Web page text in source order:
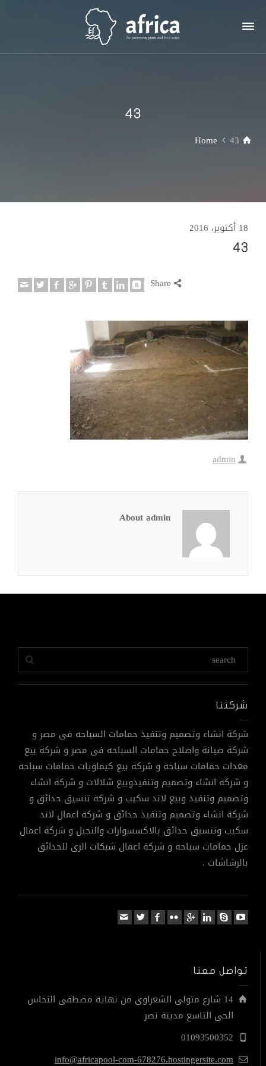
43
Home 43
18 أكتوبر، 2016
43
Share
admin
About admin
شركتنا
شركة انشاء وتصميم وتنفيذ حمامات السباحه فى مصر و
شركة صيانة واصلاح حمامات السباحه فى مصر و شركة بيع
معدات حمامات سباحه و شركة بيع كيماويات حمامات سباحه
و شركة انشاء وتصميم وتنفيذوبيع شلالات و شركة انشاء
وتصميم وتنفيذ وبيع لاند سكيب و شركة تنسيق حدائق و
شركة انشاء وتصميم وتنفيذ حدائق و شركة اعمال لاند
سكيب وتنسيق حدائق بالاكسسوارات والنجيل و شركة اعمال
عزل حمامات سباحه و شركة اعمال شبكات الرى للحدائق
بالرشاشات .
تواصل معنا
14 شارع متولى الشعراوى من نهاية مصطفى النحاس
الحى التاسع مدينة نصر
01093500352
info@africapool-com-678276.hostingersite.com